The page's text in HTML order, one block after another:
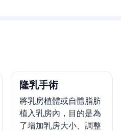
隆乳手術
將乳房植體或自體脂肪
植入乳房內，目的是為
了增加乳房大小、調整